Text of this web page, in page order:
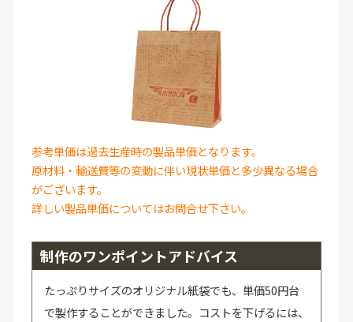
参考単価は過去生産時の製品単価となります。
原材料・輸送費等の変動に伴い現状単価と多少異なる場合
がございます。
詳しい製品単価についてはお問合せ下さい。
制作のワンポイントアドバイス
たっぷりサイズのオリジナル紙袋でも、単価50円台
で製作することができました。コストを下げるには、